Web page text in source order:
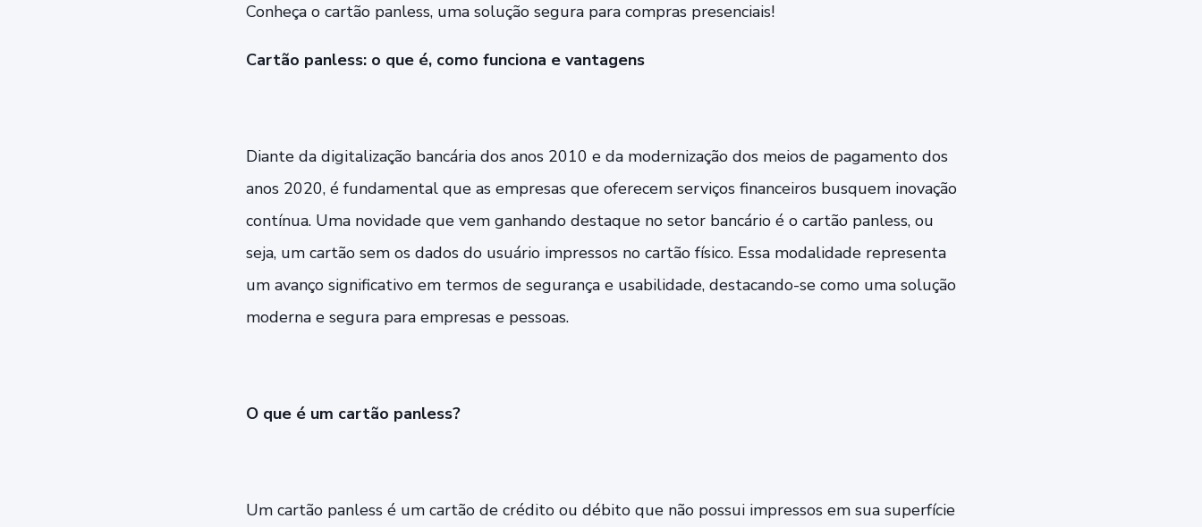
Conheça o cartão panless, uma solução segura para compras presenciais!
Cartão panless: o que é, como funciona e vantagens
Diante da digitalização bancária dos anos 2010 e da modernização dos meios de pagamento dos
anos 2020, é fundamental que as empresas que oferecem serviços financeiros busquem inovação
contínua. Uma novidade que vem ganhando destaque no setor bancário é o cartão panless, ou
seja, um cartão sem os dados do usuário impressos no cartão físico. Essa modalidade representa
um avanço significativo em termos de segurança e usabilidade, destacando-se como uma solução
moderna e segura para empresas e pessoas.
O que é um cartão panless?
Um cartão panless é um cartão de crédito ou débito que não possui impressos em sua superfície